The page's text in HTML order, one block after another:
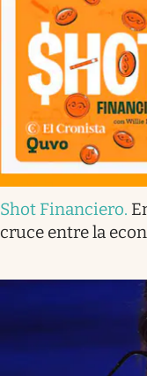
Shot Financiero.
cruce entre la